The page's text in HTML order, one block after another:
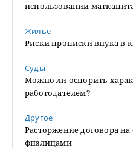
использовании
Жилье
Риски прописки внука в
Суды
Можно ли оспорить
работодателем?
Другое
Расторжение договора
физлицами